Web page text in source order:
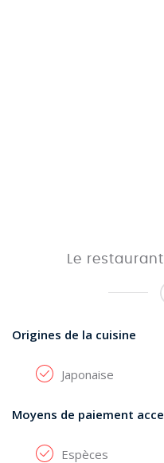
Le restaurant
Origines de la cuisine
Japonaise
Moyens de paiement
Espèces